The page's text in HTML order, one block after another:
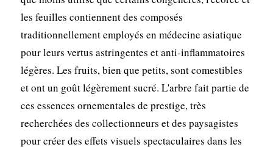
les feuilles contiennent des composés
traditionnellement employés en médecine asiatique
pour leurs vertus astringentes et anti-inflammatoires
légères. Les fruits, bien que petits, sont comestibles
et ont un goût légèrement sucré. L'arbre fait partie de
ces essences ornementales de prestige, très
recherchées des collectionneurs et des paysagistes
pour créer des effets visuels spectaculaires dans les